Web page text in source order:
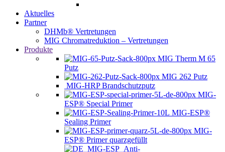
Aktuelles
Partner
DHMb® Vertretungen
MIG Chromatreduktion – Vertretungen
Produkte
MIG Therm M 65
Putz
MIG 262 Putz
MIG-HRP Brandschutzputz
MIG-
ESP® Special Primer
MIG-ESP®
Sealing Primer
MIG-
ESP® Primer quarzgefüllt